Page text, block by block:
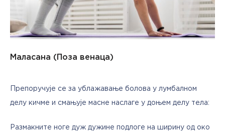
Маласана (Позa венаца)
Препоручује се за ублажавање болова у лумбалном
делу кичме и смањује масне наслаге у доњем делу тела:
Размакните ноге дуж дужине подлоге на ширину од око